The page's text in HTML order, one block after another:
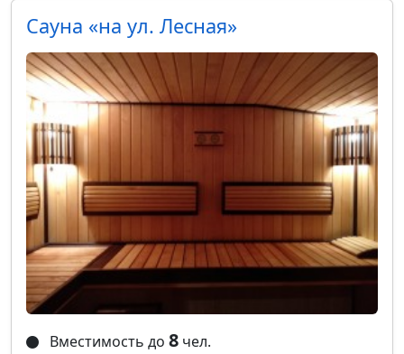
Сауна «на ул. Лесная»
Вместимость до 8 чел.